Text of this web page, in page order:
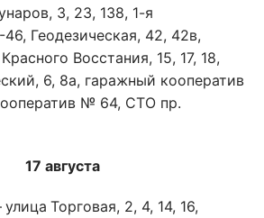
3, 23, 138, 1-я
46, Геодезическая, 42, 42в,
Восстания, 15, 17, 18,
6, 8а, гаражный кооператив
№ 64, СТО пр.
17 августа
улица Торговая, 2, 4, 14, 16,